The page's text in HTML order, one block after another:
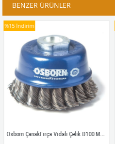
BENZER ÜRÜNLER
Osborn ÇanakFırça Vidalı Çelik D100 M14 0.50 8.500
%15 İndirim